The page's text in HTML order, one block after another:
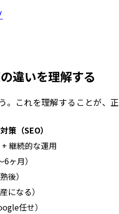
違いを理解する
これを理解することが、
策（SEO）
継続的な運用
ヶ月）
後）
になる）
任せ）